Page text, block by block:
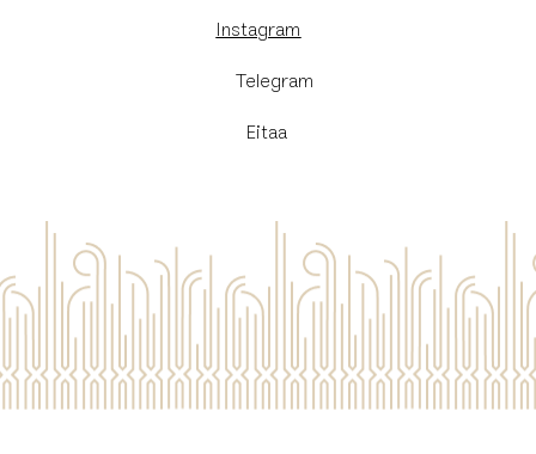
Instagram
​Telegram
Eitaa